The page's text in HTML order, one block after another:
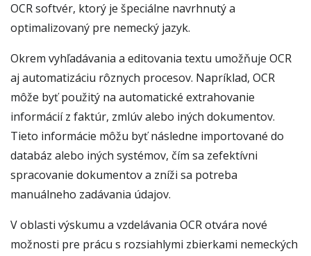
OCR softvér, ktorý je špeciálne navrhnutý a
optimalizovaný pre nemecký jazyk.
Okrem vyhľadávania a editovania textu umožňuje OCR
aj automatizáciu rôznych procesov. Napríklad, OCR
môže byť použitý na automatické extrahovanie
informácií z faktúr, zmlúv alebo iných dokumentov.
Tieto informácie môžu byť následne importované do
databáz alebo iných systémov, čím sa zefektívni
spracovanie dokumentov a zníži sa potreba
manuálneho zadávania údajov.
V oblasti výskumu a vzdelávania OCR otvára nové
možnosti pre prácu s rozsiahlymi zbierkami nemeckých